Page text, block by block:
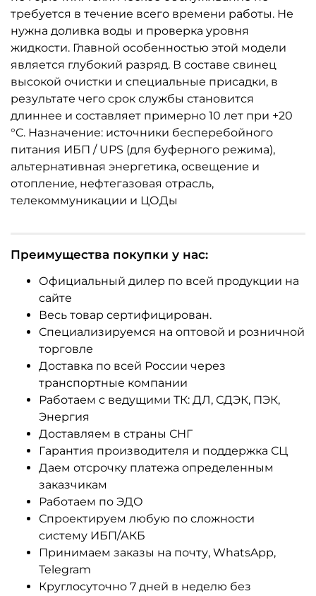
требуется в течение всего времени работы. Не
нужна доливка воды и проверка уровня
жидкости. Главной особенностью этой модели
является глубокий разряд. В составе свинец
высокой очистки и специальные присадки, в
результате чего срок службы становится
длиннее и составляет примерно 10 лет при +20
°C. Назначение: источники бесперебойного
питания ИБП / UPS (для буферного режима),
альтернативная энергетика, освещение и
отопление, нефтегазовая отрасль,
телекоммуникации и ЦОДы
Преимущества покупки у нас:
Официальный дилер по всей продукции на
сайте
Весь товар сертифицирован.
Специализируемся на оптовой и розничной
торговле
Доставка по всей России через
транспортные компании
Работаем с ведущими ТК: ДЛ, СДЭК, ПЭК,
Энергия
Доставляем в страны СНГ
Гарантия производителя и поддержка СЦ
Даем отсрочку платежа определенным
заказчикам
Работаем по ЭДО
Спроектируем любую по сложности
систему ИБП/АКБ
Принимаем заказы на почту, WhatsApp,
Telegram
Круглосуточно 7 дней в неделю без